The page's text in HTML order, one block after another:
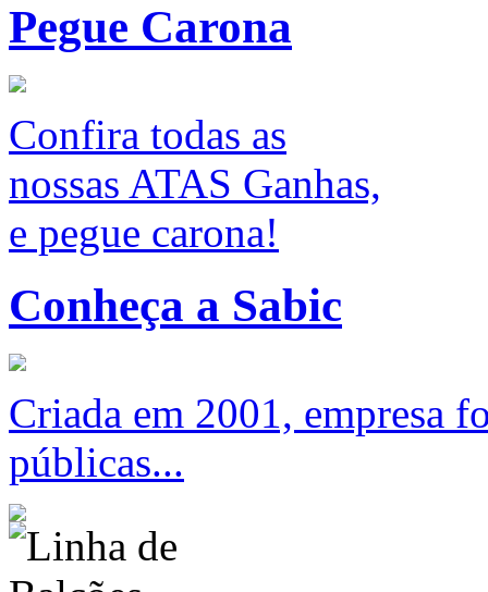
Pegue Carona
Confira todas as
nossas ATAS Ganhas,
e pegue carona!
Conheça a Sabic
Criada em 2001, empresa
públicas...